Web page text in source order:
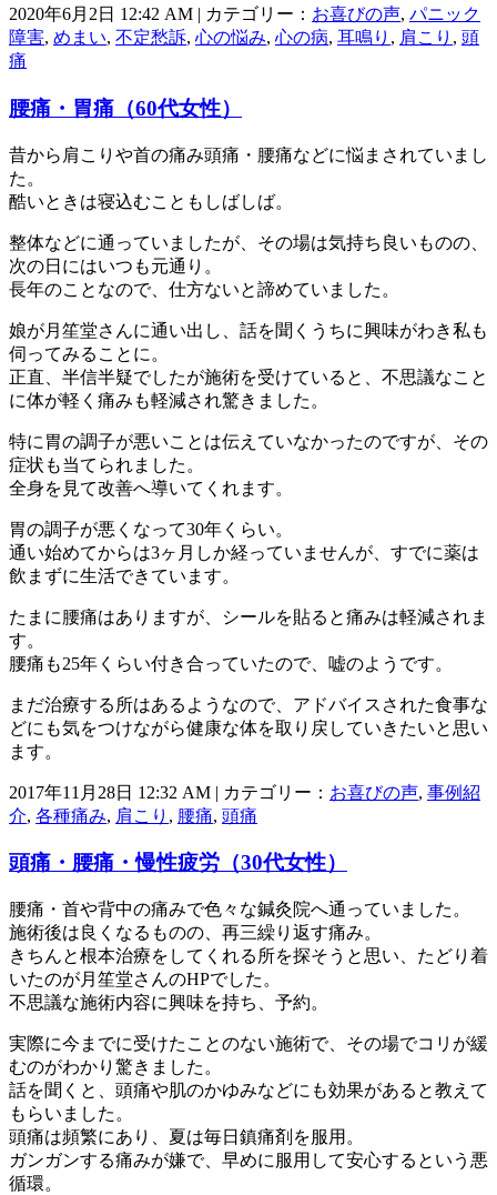
2020年6月2日 12:42 AM | カテゴリー： お喜びの声, パニック
障害, めまい, 不定愁訴, 心の悩み, 心の病, 耳鳴り , 肩こり , 頭
痛
腰痛・胃痛（60代女性）
昔から肩こりや首の痛み頭痛・腰痛などに悩まされていまし
た。
酷いときは寝込むこともしばしば。
整体などに通っていましたが、その場は気持ち良いものの、
次の日にはいつも元通り。
長年のことなので、仕方ないと諦めていました。
娘が月笙堂さんに通い出し、話を聞くうちに興味がわき私も
伺ってみることに。
正直、半信半疑でしたが施術を受けていると、不思議なこと
に体が軽く痛みも軽減され驚きました。
特に胃の調子が悪いことは伝えていなかったのですが、その
症状も当てられました。
全身を見て改善へ導いてくれます。
胃の調子が悪くなって30年くらい。
通い始めてからは3ヶ月しか経っていませんが、すでに薬は
飲まずに生活できています。
たまに腰痛はありますが、シールを貼ると痛みは軽減されま
す。
腰痛も25年くらい付き合っていたので、嘘のようです。
まだ治療する所はあるようなので、アドバイスされた食事な
どにも気をつけながら健康な体を取り戻していきたいと思い
ます。
2017年11月28日 12:32 AM | カテゴリー： お喜びの声, 事例紹
介, 各種痛み, 肩こり , 腰痛, 頭痛
頭痛・腰痛・慢性疲労（30代女性）
腰痛・首や背中の痛みで色々な鍼灸院へ通っていました。
施術後は良くなるものの、再三繰り返す痛み。
きちんと根本治療をしてくれる所を探そうと思い、たどり着
いたのが月笙堂さんのHPでした。
不思議な施術内容に興味を持ち、予約。
実際に今までに受けたことのない施術で、その場でコリが緩
むのがわかり驚きました。
話を聞くと、頭痛や肌のかゆみなどにも効果があると教えて
もらいました。
頭痛は頻繁にあり、夏は毎日鎮痛剤を服用。
ガンガンする痛みが嫌で、早めに服用して安心するという悪
循環。